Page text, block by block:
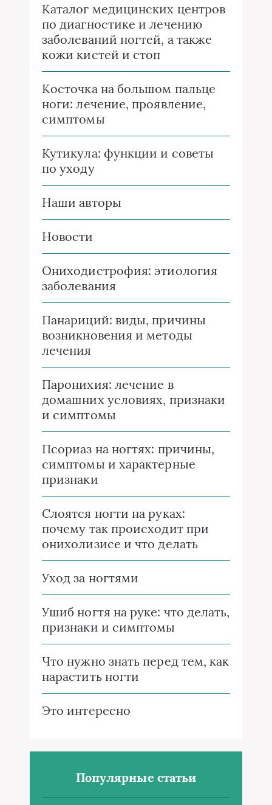
Каталог медицинских центров
по диагностике и лечению
заболеваний ногтей, а также
кожи кистей и стоп
Косточка на большом пальце
ноги: лечение, проявление,
симптомы
Кутикула: функции и советы
по уходу
Наши авторы
Новости
Ониходистрофия: этиология
заболевания
Панариций: виды, причины
возникновения и методы
лечения
Паронихия: лечение в
домашних условиях, признаки
и симптомы
Псориаз на ногтях: причины,
симптомы и характерные
признаки
Слоятся ногти на руках:
почему так происходит при
онихолизисе и что делать
Уход за ногтями
Ушиб ногтя на руке: что делать,
признаки и симптомы
Что нужно знать перед тем, как
нарастить ногти
Это интересно
Популярные статьи